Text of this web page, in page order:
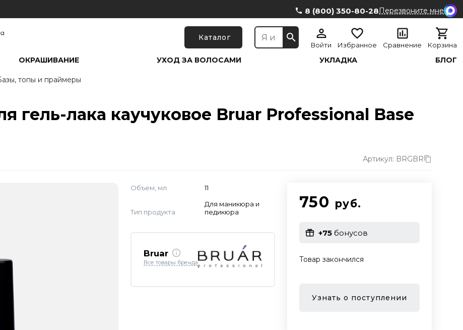
8 (800) 350-80-28Перезвоните мне
Каталог
Войти Избранное Сравнение Корзина
ОКРАШИВАНИЕ УХОД ЗА ВОЛОСАМИ УКЛАДКА БЛОГ
топы и праймеры
гель-лака каучуковое Bruar Professional Base
Артикул: BRGBR
Объем, мл 11
Тип продукта
Для маникюра и
педикюра
Bruar
Все товары бренда
750 руб.
+75бонусов
Товар закончился
Узнать о поступлении